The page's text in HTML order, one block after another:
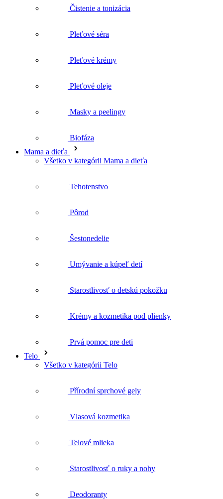
Čistenie a tonizácia
Pleťové séra
Pleťové krémy
Pleťové oleje
Masky a peelingy
Biofáza
Mama a dieťa
Všetko v kategórii Mama a dieťa
Tehotenstvo
Pôrod
Šestonedelie
Umývanie a kúpeľ detí
Starostlivosť o detskú pokožku
Krémy a kozmetika pod plienky
Prvá pomoc pre deti
Telo
Všetko v kategórii Telo
Přírodní sprchové gely
Vlasová kozmetika
Telové mlieka
Starostlivosť o ruky a nohy
Deodoranty